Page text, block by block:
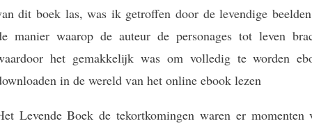
dit boek las, was ik getroffen door de levendige
manier waarop de auteur de personages tot leven
het gemakkelijk was om volledig te worden
in de wereld van het online ebook lezen
Levende Boek de tekortkomingen waren er momenten